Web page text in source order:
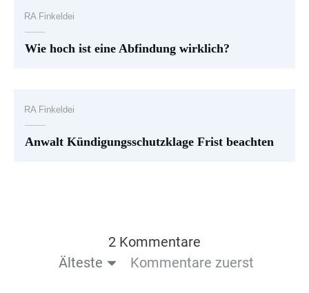
RA Finkeldei
Wie hoch ist eine Abfindung wirklich?
RA Finkeldei
Anwalt Kündigungsschutzklage Frist beachten
2 Kommentare
Älteste
Kommentare zuerst